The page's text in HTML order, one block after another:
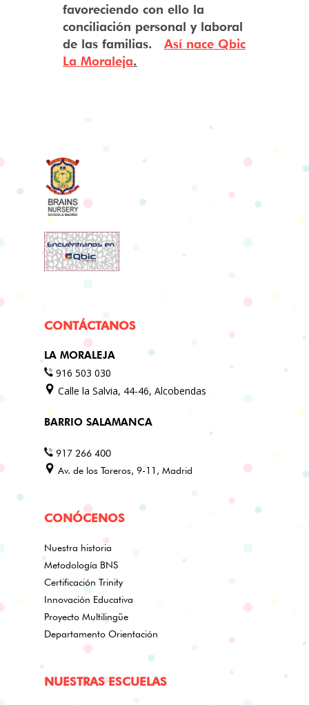
favoreciendo con ello la
conciliación personal y laboral
de las familias. Así nace Qbic
La Moraleja.
CONTÁCTANOS
LA MORALEJA
916 503 030
Calle la Salvia, 44-46, Alcobendas
BARRIO SALAMANCA
917 266 400
Av. de los Toreros, 9-11, Madrid
CONÓCENOS
Nuestra historia
Metodología BNS
Certificación Trinity
Innovación Educativa
Proyecto Multilingüe
Departamento Orientación
NUESTRAS ESCUELAS